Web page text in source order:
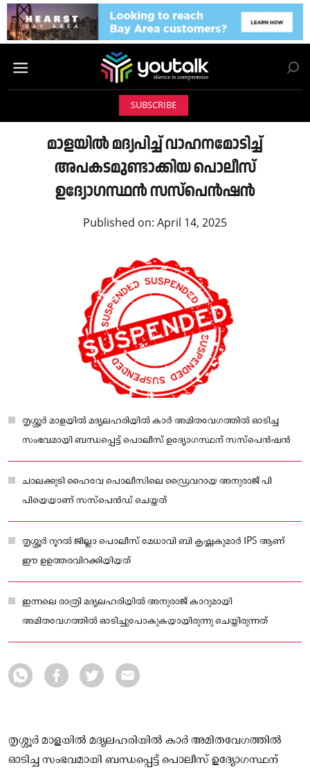
SUBSCRIBE
മാളയിൽ മദ്യപിച്ച് വാഹനമോടിച്ച്
അപകടമുണ്ടാക്കിയ പൊലീസ്
ഉദ്യോഗസ്ഥൻ സസ്‌പെൻഷൻ
Published on: April 14, 2025
തൃശ്ശൂർ മാളയിൽ മദ്യലഹരിയില്‍ കാർ അമിതവേഗത്തില്‍ ഓടിച്ച
സംഭവമായി ബന്ധപ്പെട്ട്‌ പൊലീസ് ഉദ്യോഗസ്ഥന് സസ്‌പെൻഷൻ
ചാലക്കുടി ഹൈവേ പൊലീസിലെ ഡ്രൈവറായ അനുരാജ് പി
പിയെയാണ് സസ്‌പെൻഡ് ചെയ്തത്
തൃശ്ശൂർ റൂറൽ ജില്ലാ പൊലീസ് മേധാവി ബി കൃഷ്ണകുമാർ IPS ആണ്
ഈ ഉഉത്തരവിറക്കിയിയത്
ഇന്നലെ രാത്രി മദ്യലഹരിയില്‍ അനുരാജ് കാറുമായി
അമിതവേഗത്തില്‍ ഓടിച്ചുപോകുകയായിരുന്നു ചെയ്തിരുന്നത്
തൃശ്ശൂർ മാളയിൽ മദ്യലഹരിയില്‍ കാർ അമിതവേഗത്തില്‍
ഓടിച്ച സംഭവമായി ബന്ധപ്പെട്ട്‌ പൊലീസ് ഉദ്യോഗസ്ഥന്